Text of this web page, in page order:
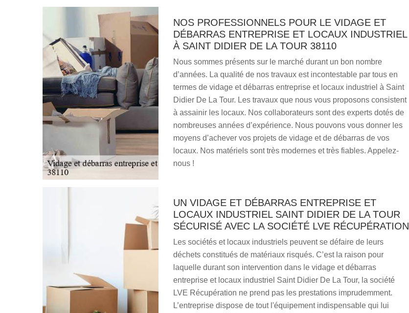
NOS PROFESSIONNELS POUR LE VIDAGE ET
DÉBARRAS ENTREPRISE ET LOCAUX INDUSTRIEL
À SAINT DIDIER DE LA TOUR 38110
Nous sommes présents sur le marché durant un bon nombre
d’années. La qualité de nos travaux est incontestable par tous en
termes de vidage et débarras entreprise et locaux industriel à Saint
Didier De La Tour. Les travaux que nous vous proposons consistent
à assainir les locaux. Nos collaborateurs sont des experts dotés de
nombreuses années d’expérience. Nous pouvons vous donner les
moyens d’achever vos projets de vidage et de débarras de vos
locaux. Nos matériels sont très modernes et très fiables. Appelez-
nous !
UN VIDAGE ET DÉBARRAS ENTREPRISE ET
LOCAUX INDUSTRIEL SAINT DIDIER DE LA TOUR
SÉCURISÉ AVEC LA SOCIÉTÉ LVE RÉCUPÉRATION
Les sociétés et locaux industriels peuvent se défaire de leurs
déchets constitués de matériaux risqués. C’est la raison pour
laquelle durant son intervention dans le vidage et débarras
entreprise et locaux industriel Saint Didier De La Tour, la société
LVE Récupération ne prend pas les prestations imprudemment.
L’entreprise dispose de tout l'équipement indispensable qui lui